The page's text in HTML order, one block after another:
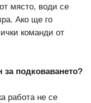
място, води се
Ако ще го
команди от
за подковаването?
работа не се